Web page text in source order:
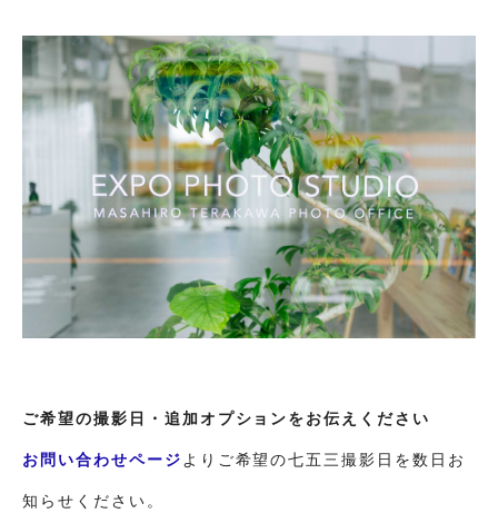
ご希望の撮影日・追加オプションをお伝えください
お問い合わせページよりご希望の七五三撮影日を数日お
知らせください。